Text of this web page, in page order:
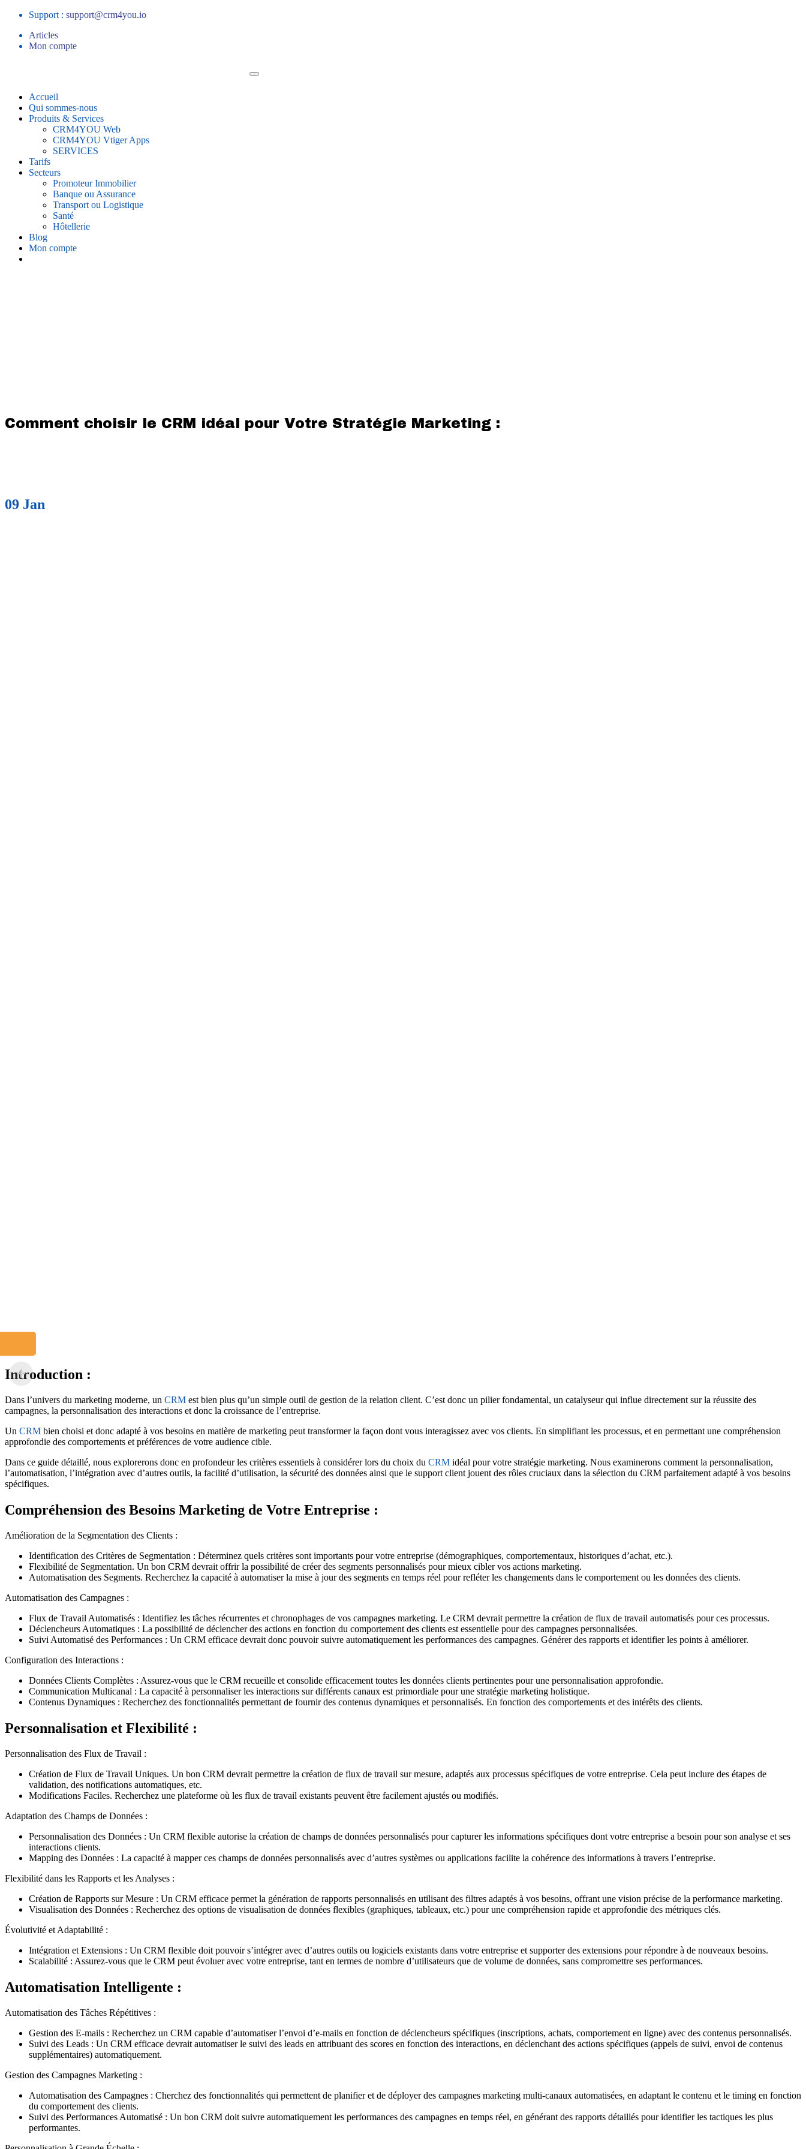
Support : support@crm4you.io
Articles
Mon compte
Accueil
Qui sommes-nous
Produits & Services
CRM4YOU Web
CRM4YOU Vtiger Apps
SERVICES
Tarifs
Secteurs
Promoteur Immobilier
Banque ou Assurance
Transport ou Logistique
Santé
Hôtellerie
Blog
Mon compte
Comment choisir le CRM idéal pour Votre Stratégie Marketing :
09 Jan
Introduction :
Dans l’univers du marketing moderne, un CRM est bien plus qu’un simple outil de gestion de la relation client. C’est donc un pilier fondamental, un catalyseur qui influe directement sur la réussite des
campagnes, la personnalisation des interactions et donc la croissance de l’entreprise.
Un CRM bien choisi et donc adapté à vos besoins en matière de marketing peut transformer la façon dont vous interagissez avec vos clients. En simplifiant les processus, et en permettant une compréhension
approfondie des comportements et préférences de votre audience cible.
Dans ce guide détaillé, nous explorerons donc en profondeur les critères essentiels à considérer lors du choix du CRM idéal pour votre stratégie marketing. Nous examinerons comment la personnalisation,
l’automatisation, l’intégration avec d’autres outils, la facilité d’utilisation, la sécurité des données ainsi que le support client jouent des rôles cruciaux dans la sélection du CRM parfaitement adapté à vos besoins
spécifiques.
Compréhension des Besoins Marketing de Votre Entreprise :
Amélioration de la Segmentation des Clients :
Identification des Critères de Segmentation : Déterminez quels critères sont importants pour votre entreprise (démographiques, comportementaux, historiques d’achat, etc.).
Flexibilité de Segmentation. Un bon CRM devrait offrir la possibilité de créer des segments personnalisés pour mieux cibler vos actions marketing.
Automatisation des Segments. Recherchez la capacité à automatiser la mise à jour des segments en temps réel pour refléter les changements dans le comportement ou les données des clients.
Automatisation des Campagnes :
Flux de Travail Automatisés : Identifiez les tâches récurrentes et chronophages de vos campagnes marketing. Le CRM devrait permettre la création de flux de travail automatisés pour ces processus.
Déclencheurs Automatiques : La possibilité de déclencher des actions en fonction du comportement des clients est essentielle pour des campagnes personnalisées.
Suivi Automatisé des Performances : Un CRM efficace devrait donc pouvoir suivre automatiquement les performances des campagnes. Générer des rapports et identifier les points à améliorer.
Configuration des Interactions :
Données Clients Complètes : Assurez-vous que le CRM recueille et consolide efficacement toutes les données clients pertinentes pour une personnalisation approfondie.
Communication Multicanal : La capacité à personnaliser les interactions sur différents canaux est primordiale pour une stratégie marketing holistique.
Contenus Dynamiques : Recherchez des fonctionnalités permettant de fournir des contenus dynamiques et personnalisés. En fonction des comportements et des intérêts des clients.
Personnalisation et Flexibilité :
Personnalisation des Flux de Travail :
Création de Flux de Travail Uniques. Un bon CRM devrait permettre la création de flux de travail sur mesure, adaptés aux processus spécifiques de votre entreprise. Cela peut inclure des étapes de
validation, des notifications automatiques, etc.
Modifications Faciles. Recherchez une plateforme où les flux de travail existants peuvent être facilement ajustés ou modifiés.
Adaptation des Champs de Données :
Personnalisation des Données : Un CRM flexible autorise la création de champs de données personnalisés pour capturer les informations spécifiques dont votre entreprise a besoin pour son analyse et ses
interactions clients.
Mapping des Données : La capacité à mapper ces champs de données personnalisés avec d’autres systèmes ou applications facilite la cohérence des informations à travers l’entreprise.
Flexibilité dans les Rapports et les Analyses :
Création de Rapports sur Mesure : Un CRM efficace permet la génération de rapports personnalisés en utilisant des filtres adaptés à vos besoins, offrant une vision précise de la performance marketing.
Visualisation des Données : Recherchez des options de visualisation de données flexibles (graphiques, tableaux, etc.) pour une compréhension rapide et approfondie des métriques clés.
Évolutivité et Adaptabilité :
Intégration et Extensions : Un CRM flexible doit pouvoir s’intégrer avec d’autres outils ou logiciels existants dans votre entreprise et supporter des extensions pour répondre à de nouveaux besoins.
Scalabilité : Assurez-vous que le CRM peut évoluer avec votre entreprise, tant en termes de nombre d’utilisateurs que de volume de données, sans compromettre ses performances.
Automatisation Intelligente :
Automatisation des Tâches Répétitives :
Gestion des E-mails : Recherchez un CRM capable d’automatiser l’envoi d’e-mails en fonction de déclencheurs spécifiques (inscriptions, achats, comportement en ligne) avec des contenus personnalisés.
Suivi des Leads : Un CRM efficace devrait automatiser le suivi des leads en attribuant des scores en fonction des interactions, en déclenchant des actions spécifiques (appels de suivi, envoi de contenus
supplémentaires) automatiquement.
Gestion des Campagnes Marketing :
Automatisation des Campagnes : Cherchez des fonctionnalités qui permettent de planifier et de déployer des campagnes marketing multi-canaux automatisées, en adaptant le contenu et le timing en fonction
du comportement des clients.
Suivi des Performances Automatisé : Un bon CRM doit suivre automatiquement les performances des campagnes en temps réel, en générant des rapports détaillés pour identifier les tactiques les plus
performantes.